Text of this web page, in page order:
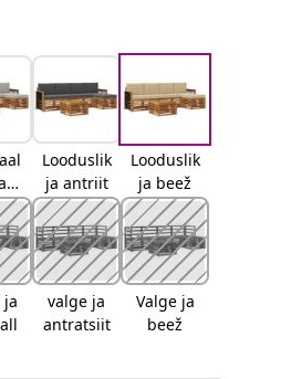
Looduslik
ja antriit
Looduslik
ja beež
ja
valge ja
antratsiit
Valge ja
beež